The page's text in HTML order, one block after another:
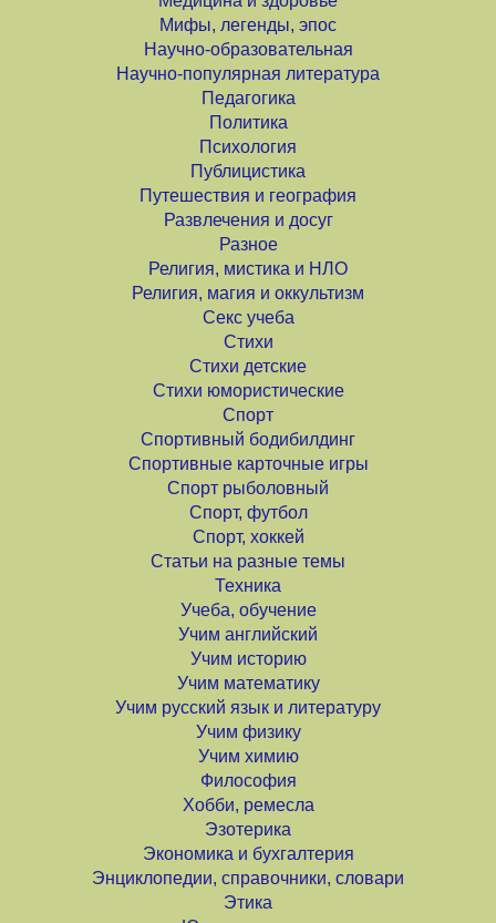
Мифы, легенды, эпос
Научно-образовательная
Научно-популярная литература
Педагогика
Политика
Психология
Публицистика
Путешествия и география
Развлечения и досуг
Разное
Религия, мистика и НЛО
Религия, магия и оккультизм
Секс учеба
Стихи
Стихи детские
Стихи юмористические
Спорт
Спортивный бодибилдинг
Спортивные карточные игры
Спорт рыболовный
Спорт, футбол
Спорт, хоккей
Статьи на разные темы
Техника
Учеба, обучение
Учим английский
Учим историю
Учим математику
Учим русский язык и литературу
Учим физику
Учим химию
Философия
Хобби, ремесла
Эзотерика
Экономика и бухгалтерия
Энциклопедии, справочники, словари
Этика